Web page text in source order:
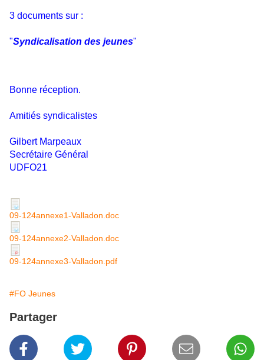
3 documents sur :
"Syndicalisation des jeunes"
Bonne réception.
Amitiés syndicalistes
Gilbert Marpeaux
Secrétaire Général
UDFO21
09-124annexe1-Valladon.doc
09-124annexe2-Valladon.doc
09-124annexe3-Valladon.pdf
#FO Jeunes
Partager